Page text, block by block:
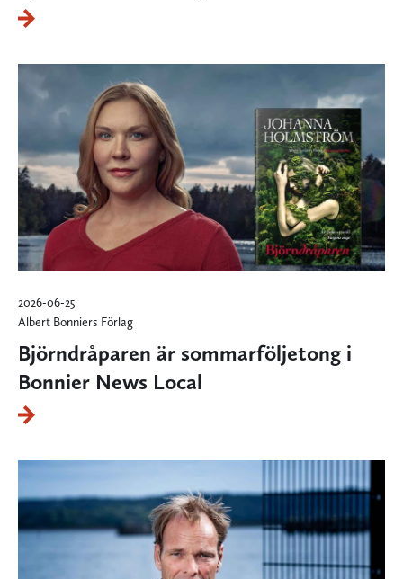
2026-06-25
Albert Bonniers Förlag
Björndråparen är sommarföljetong i
Bonnier News Local